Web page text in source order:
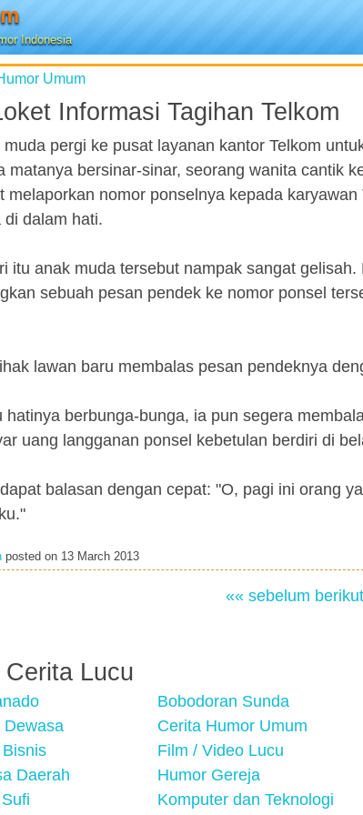
Indonesia
Umum
Informasi Tagihan Telkom
pergi ke pusat layanan kantor Telkom
matanya bersinar-sinar, seorang wanita cantik
melaporkan nomor ponselnya kepada
di dalam hati.
itu anak muda tersebut nampak sangat
sebuah pesan pendek ke nomor ponsel
lawan baru membalas pesan pendeknya
hatinya berbunga-bunga, ia pun segera
uang langganan ponsel kebetulan berdiri di
balasan dengan cepat: "O, pagi ini orang
posted on 13 March 2013
«« sebelum
Cerita Lucu
Bobodoran Sunda
Dewasa
Cerita Humor Umum
Film / Video Lucu
Daerah
Humor Gereja
Komputer dan Teknologi